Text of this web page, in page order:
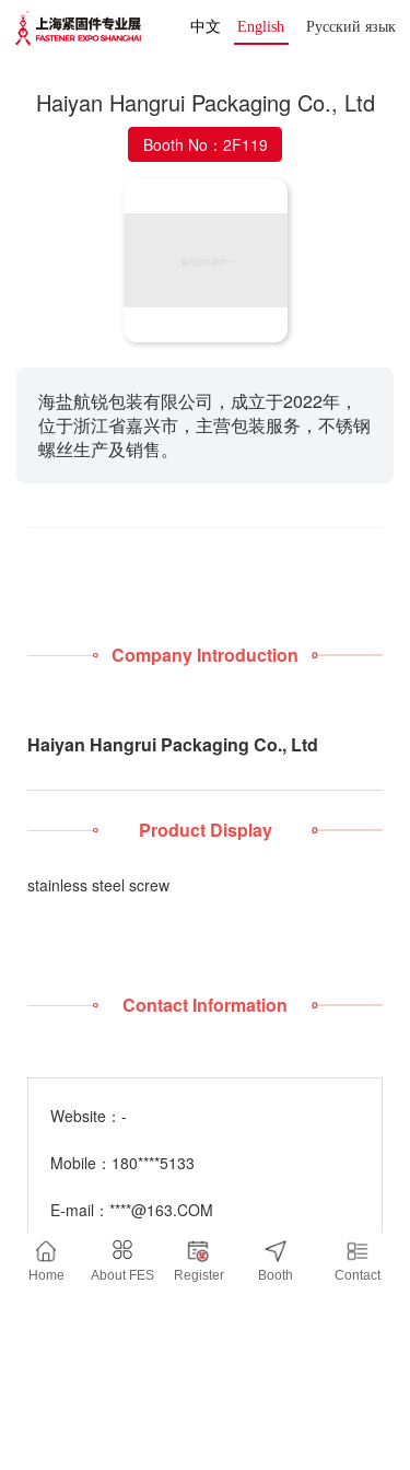
中文 English Русский язык
Haiyan Hangrui Packaging Co., Ltd
Booth No：2F119
海盐航锐包装有限公司，成立于2022年，
位于浙江省嘉兴市，主营包装服务，不锈钢
螺丝生产及销售。
Company Introduction
Haiyan Hangrui Packaging Co., Ltd
Product Display
stainless steel screw
Contact Information
Website： -
Mobile： 180****5133
E-mail： ****@163.COM
Home About FES Contact
Register Booth